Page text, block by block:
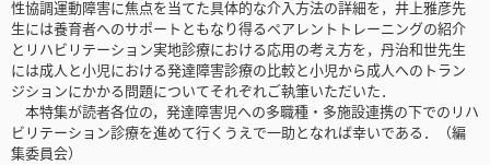
性協調運動障害に焦点を当てた具体的な介入方法の詳細を，井上雅彦先
生には養育者へのサポートともなり得るペアレントトレーニングの紹介
とリハビリテーション実地診療における応用の考え方を，丹治和世先生
には成人と小児における発達障害診療の比較と小児から成人へのトラン
ジションにかかる問題についてそれぞれご執筆いただいた．
本特集が読者各位の，発達障害児への多職種・多施設連携の下でのリハ
ビリテーション診療を進めて行くうえで一助となれば幸いである．（編
集委員会）